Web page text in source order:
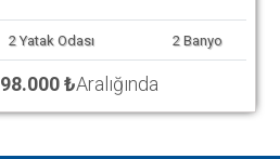
2 Yatak Odası 2 Banyo
98.000 ₺Aralığında